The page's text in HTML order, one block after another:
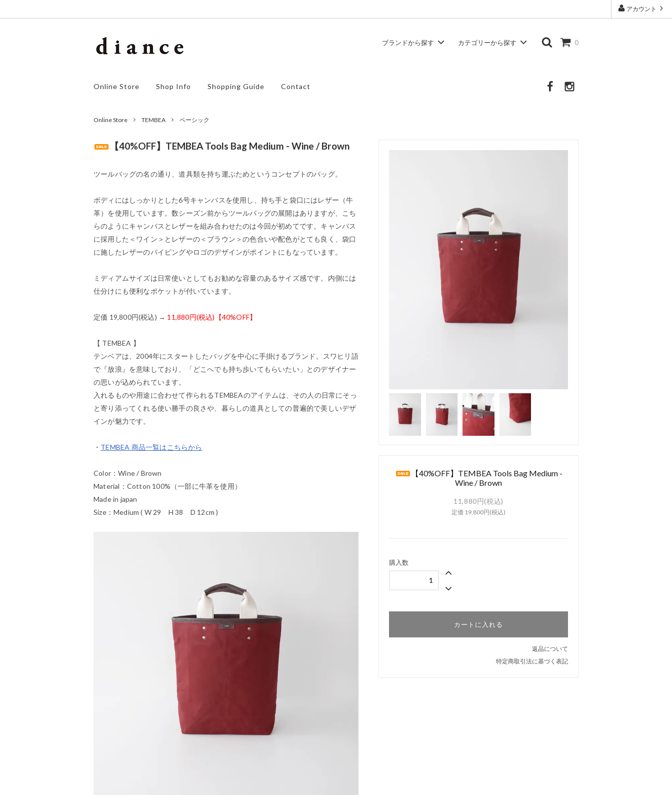
アカウント
0
ブランドから探す カテゴリーから探す
その他の服・衣類・生活雑貨
Online Store Shop Info Shopping Guide Contact
Online Store TEMBEA ベーシック
【40%OFF】TEMBEA Tools Bag Medium -
Wine / Brown
11,880円(税込)
定価 19,800円(税込)
購入数
カートに入れる
返品について
特定商取引法に基づく表記
【40%OFF】TEMBEA Tools Bag Medium - Wine / Brown
ツールバッグの名の通り、道具類を持ち運ぶためというコンセプトのバッグ。
ボディにはしっかりとした6号キャンバスを使用し、持ち手と袋口にはレザー（牛
革）を使用しています。数シーズン前からツールバッグの展開はありますが、こち
らのようにキャンバスとレザーを組み合わせたのは今回が初めてです。キャンバス
に採用した＜ワイン＞とレザーの＜ブラウン＞の色合いや配色がとても良く、袋口
に施したレザーのパイピングやロゴのデザインがポイントにもなっています。
ミディアムサイズは日常使いとしてもお勧めな容量のあるサイズ感です。内側には
仕分けにも便利なポケットが付いています。
定価 19,800円(税込) → 11,880円(税込)【40%OFF】
【 TEMBEA 】
テンベアは、2004年にスタートしたバッグを中心に手掛けるブランド。スワヒリ語
で『放浪』を意味しており、「どこへでも持ち歩いてもらいたい」とのデザイナー
の思いが込められています。
入れるものや用途に合わせて作られるTEMBEAのアイテムは、その人の日常にそっ
と寄り添ってくれる使い勝手の良さや、暮らしの道具としての普遍的で美しいデザ
インが魅力です。
・ TEMBEA 商品一覧はこちらから
Color：Wine / Brown
Material：Cotton 100%（一部に牛革を使用）
Made in japan
Size：Medium ( W 29 H 38 D 12cm )